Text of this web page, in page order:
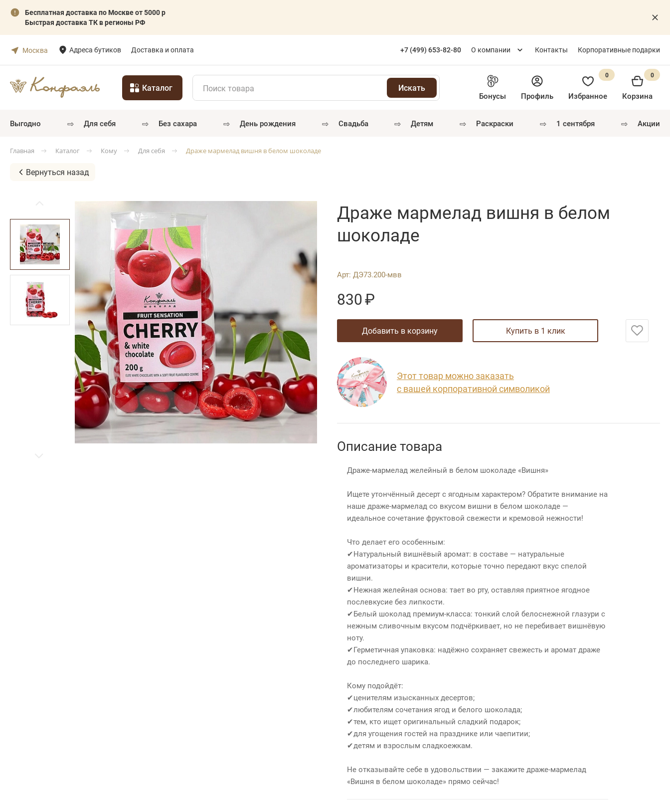
Бесплатная доставка по Москве от 5000 р
Быстрая доставка ТК в регионы РФ
Москва Адреса бутиков Доставка и оплата +7 (499) 653-82-80 О компании Контакты Корпоративные подарки
Каталог
Бонусы Профиль Избранное
0
Корзина
0
выгодно ⇨ для себя ⇨ без сахара ⇨ день рождения ⇨ свадьба ⇨ детям ⇨ раскраски ⇨ 1 сентября ⇨ акции
Главная Каталог Кому Для себя Драже мармелад вишня в белом шоколаде
Вернуться назад
Драже мармелад вишня в белом
шоколаде
Арт: ДЭ73.200-мвв
830₽
добавить в корзину купить в 1 клик
Этот товар можно заказать
с вашей корпоративной символикой
Описание товара
Драже‑мармелад желейный в белом шоколаде «Вишня»
Ищете утончённый десерт с ягодным характером? Обратите внимание на
наше драже‑мармелад со вкусом вишни в белом шоколаде —
идеальное сочетание фруктовой свежести и кремовой нежности!
Что делает его особенным:
✔Натуральный вишнёвый аромат: в составе — натуральные
ароматизаторы и красители, которые точно передают вкус спелой
вишни.
✔Нежная желейная основа: тает во рту, оставляя приятное ягодное
послевкусие без липкости.
✔Белый шоколад премиум‑класса: тонкий слой белоснежной глазури с
нежным сливочным вкусом подчёркивает, но не перебивает вишнёвую
ноту.
✔Герметичная упаковка: надёжно сохраняет свежесть и аромат драже
до последнего шарика.
Кому подойдёт:
✔ценителям изысканных десертов;
✔любителям сочетания ягод и белого шоколада;
✔тем, кто ищет оригинальный сладкий подарок;
✔для угощения гостей на празднике или чаепитии;
✔детям и взрослым сладкоежкам.
Не отказывайте себе в удовольствии — закажите драже‑мармелад
«Вишня в белом шоколаде» прямо сейчас!